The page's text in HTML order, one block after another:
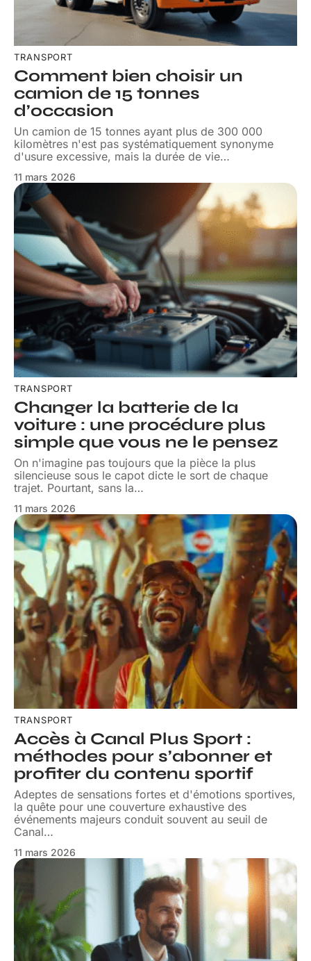
TRANSPORT
Comment bien choisir un
camion de 15 tonnes
d’occasion
Un camion de 15 tonnes ayant plus de 300 000
kilomètres n'est pas systématiquement synonyme
d'usure excessive, mais la durée de vie…
11 mars 2026
TRANSPORT
Changer la batterie de la
voiture : une procédure plus
simple que vous ne le pensez
On n'imagine pas toujours que la pièce la plus
silencieuse sous le capot dicte le sort de chaque
trajet. Pourtant, sans la…
11 mars 2026
TRANSPORT
Accès à Canal Plus Sport :
méthodes pour s’abonner et
profiter du contenu sportif
Adeptes de sensations fortes et d'émotions sportives,
la quête pour une couverture exhaustive des
événements majeurs conduit souvent au seuil de
Canal…
11 mars 2026